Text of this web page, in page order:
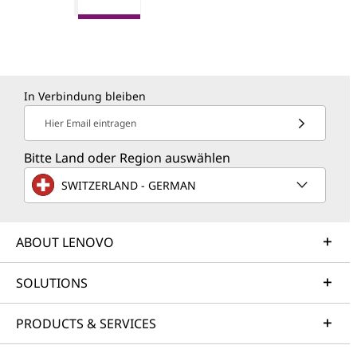
In Verbindung bleiben
Hier Email eintragen
Bitte Land oder Region auswählen
SWITZERLAND - GERMAN
ABOUT LENOVO
SOLUTIONS
PRODUCTS & SERVICES